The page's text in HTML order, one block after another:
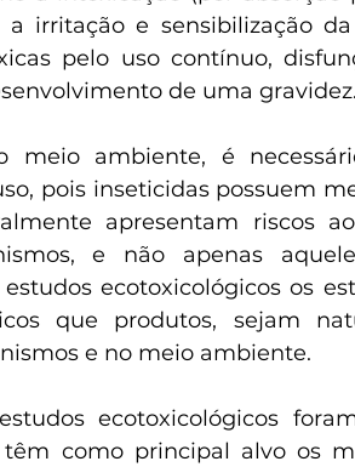
a irritação e sensibilização
pelo uso contínuo,
de uma gravidez.
pois inseticidas possuem
apresentam riscos
e não apenas
ecotoxicológicos os
que produtos, sejam
e no meio ambiente.
como principal alvo os